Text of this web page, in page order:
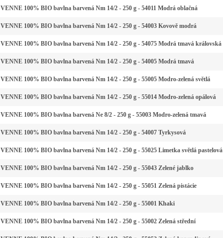
VENNE 100% BIO bavlna barvená Nm 14/2 - 250 g - 54011 Modrá oblačná
VENNE 100% BIO bavlna barvená Nm 14/2 - 250 g - 54003 Kovově modrá
VENNE 100% BIO bavlna barvená Nm 14/2 - 250 g - 54075 Modrá tmavá královská
VENNE 100% BIO bavlna barvená Nm 14/2 - 250 g - 54005 Modrá tmavá
VENNE 100% BIO bavlna barvená Nm 14/2 - 250 g - 55005 Modro-zelená světlá
VENNE 100% BIO bavlna barvená Nm 14/2 - 250 g - 55014 Modro-zelená opálová
VENNE 100% BIO bavlna barvená Ne 8/2 - 250 g - 55003 Modro-zelená tmavá
VENNE 100% BIO bavlna barvená Nm 14/2 - 250 g - 54007 Tyrkysová
VENNE 100% BIO bavlna barvená Nm 14/2 - 250 g - 55025 Limetka světlá pastelová
VENNE 100% BIO bavlna barvená Nm 14/2 - 250 g - 55043 Zelené jablko
VENNE 100% BIO bavlna barvená Nm 14/2 - 250 g - 55051 Zelená pistácie
VENNE 100% BIO bavlna barvená Nm 14/2 - 250 g - 55001 Khaki
VENNE 100% BIO bavlna barvená Nm 14/2 - 250 g - 55002 Zelená střední